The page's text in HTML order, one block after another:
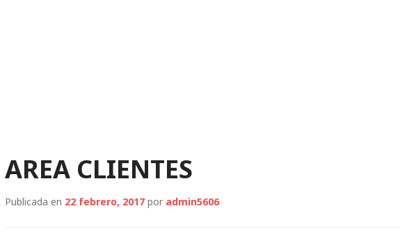
AREA CLIENTES
Publicada en 22 febrero, 2017 por admin5606